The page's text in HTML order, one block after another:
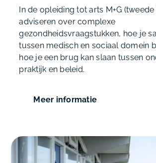
In de opleiding tot arts M+G
adviseren over complexe
gezondheidsvraagstukken, hoe je
tussen medisch en sociaal domein
hoe je een brug kan slaan tussen
praktijk en beleid.
Meer informatie